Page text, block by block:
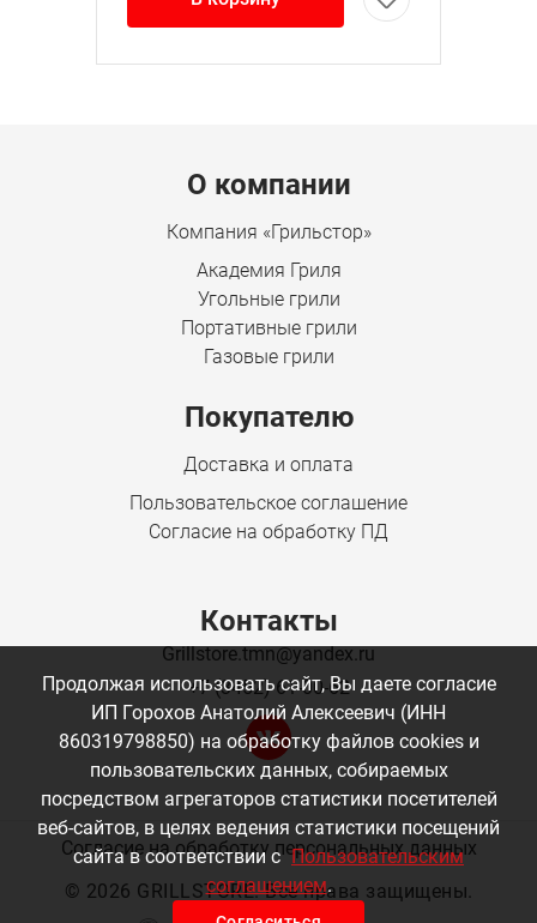
Menu footerО компании
Компания «Грильстор»
Академия Гриля
Угольные грили
Портативные грили
Газовые грили
Покупателю
Доставка и оплата
Пользовательское соглашение
Согласие на обработку ПД
Контакты
Grillstore.tmn@yandex.ru
+7 (3452) 61-00-62
© 2026 GRILLSTORE. Все права защищены.
Согласие на обработку персональных данных
Продолжая использовать сайт, Вы даете согласие
ИП Горохов Анатолий Алексеевич (ИНН
860319798850) на обработку файлов cookies и
пользовательских данных, собираемых
посредством агрегаторов статистики посетителей
веб-сайтов, в целях ведения статистики посещений
сайта в соответствии с Пользовательским
соглашением.